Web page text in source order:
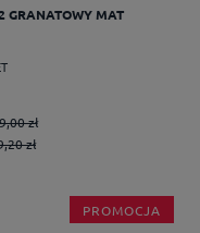
GRANATOWY MAT
zł
zł
PROMOCJA